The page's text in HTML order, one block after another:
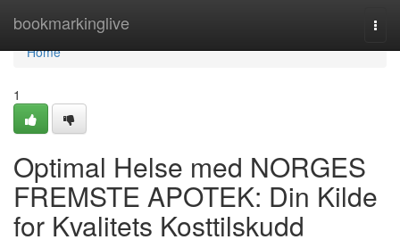
bookmarkinglive
Home
Home
1
Optimal Helse med NORGES
FREMSTE APOTEK: Din Kilde
for Kvalitets Kosttilskudd